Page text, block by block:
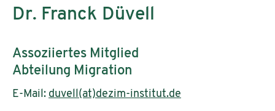
Dr. Franck Düvell
Assoziiertes Mitglied
Abteilung Migration
E-Mail: duvell(at)dezim-institut.de